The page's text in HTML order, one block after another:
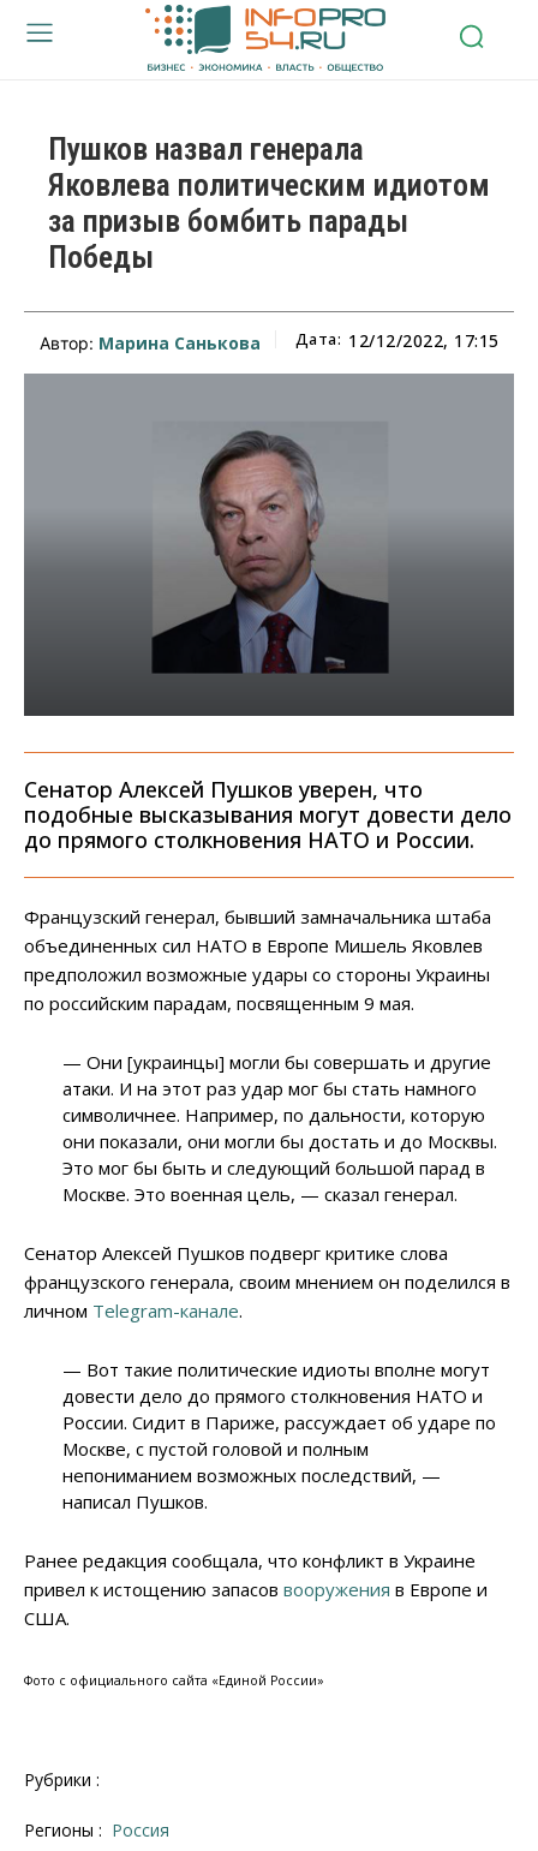
Пушков назвал генерала
Яковлева политическим идиотом
за призыв бомбить парады
Победы
Автор: Марина Санькова Дата: 12/12/2022, 17:15
Сенатор Алексей Пушков уверен, что
подобные высказывания могут довести дело
до прямого столкновения НАТО и России.
Французский генерал, бывший замначальника штаба
объединенных сил НАТО в Европе Мишель Яковлев
предположил возможные удары со стороны Украины
по российским парадам, посвященным 9 мая.
— Они [украинцы] могли бы совершать и другие
атаки. И на этот раз удар мог бы стать намного
символичнее. Например, по дальности, которую
они показали, они могли бы достать и до Москвы.
Это мог бы быть и следующий большой парад в
Москве. Это военная цель, — сказал генерал.
Сенатор Алексей Пушков подверг критике слова
французского генерала, своим мнением он поделился в
личном Telegram-канале.
— Вот такие политические идиоты вполне могут
довести дело до прямого столкновения НАТО и
России. Сидит в Париже, рассуждает об ударе по
Москве, с пустой головой и полным
непониманием возможных последствий, —
написал Пушков.
Ранее редакция сообщала, что конфликт в Украине
привел к истощению запасов вооружения в Европе и
США.
Фото с официального сайта «Единой России»
Рубрики :
Регионы : Россия